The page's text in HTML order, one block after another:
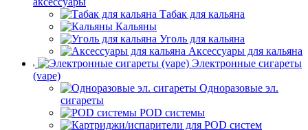
Табак для кальяна
Кальяны
Уголь для кальяна
Аксессуары для кальяна
Электронные сигареты
(vape)
Одноразовые эл.
сигареты
POD системы